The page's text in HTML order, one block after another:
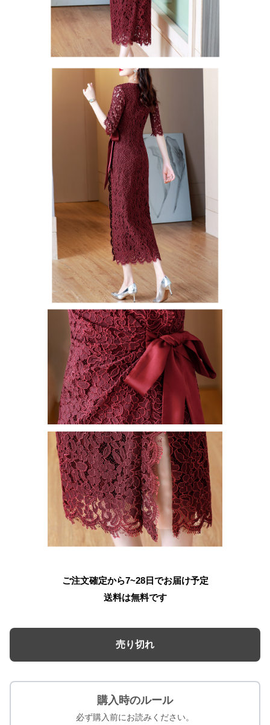
ご注文確定から7~28日でお届け予定
送料は無料です
売り切れ
購入時のルール
必ず購入前にお読みください。